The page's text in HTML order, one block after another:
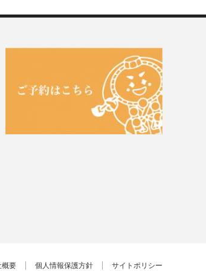
概要 個人情報保護方針 サイトポリシー